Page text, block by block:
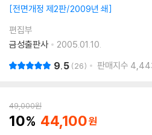
전면개정 제2판/2009년 쇄
편집부
금성출판사
2005.01.10.
9.5 26 판매지수
49,000원
10 44,100